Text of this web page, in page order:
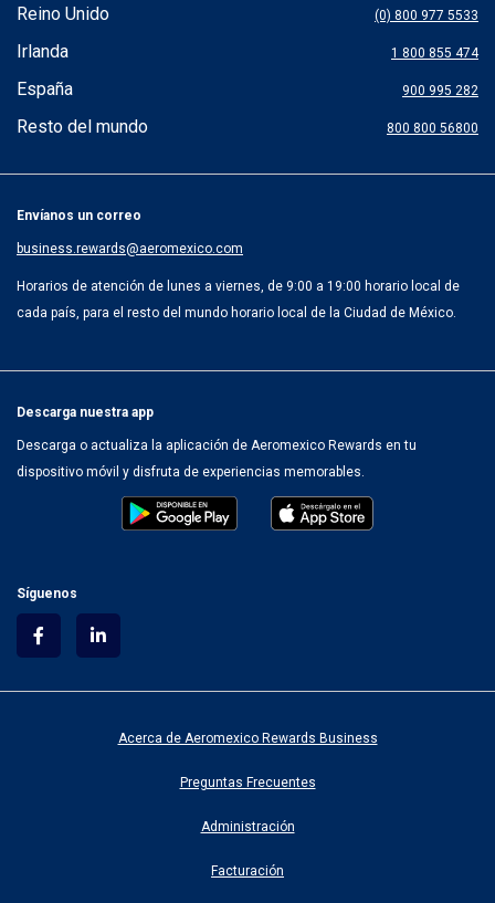
Estados Unidos (1) 855 412 2650
Reino Unido (0) 800 977 5533
Irlanda 1 800 855 474
España 900 995 282
Envíanos un correo
business.rewards@aeromexico.com
Horarios de atención de lunes a viernes, de 9:00 a 19:00 horario local de
Descarga nuestra app
Descarga o actualiza la aplicación de Aeromexico Rewards en tu
dispositivo móvil y disfruta de experiencias memorables.
Síguenos
Acerca de Aeromexico Rewards Business
Preguntas Frecuentes
Administración